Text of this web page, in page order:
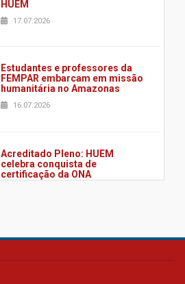
HUEM
17.07.2026
Estudantes e professores da
FEMPAR embarcam em missão
humanitária no Amazonas
16.07.2026
Acreditado Pleno: HUEM
celebra conquista de
certificação da ONA
HUEM é o primeiro hospital do
UTI's inteligentes